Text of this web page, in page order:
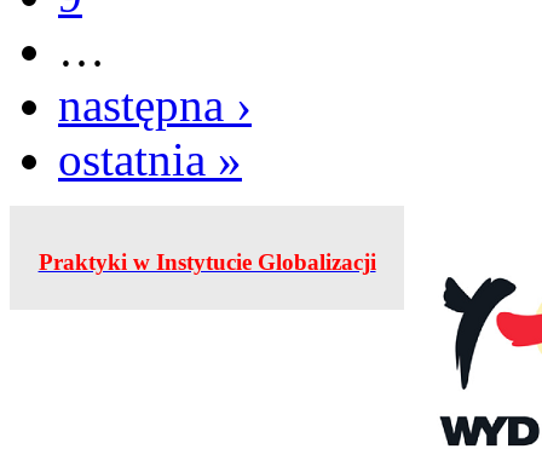
…
następna ›
ostatnia »
Praktyki w Instytucie Globalizacji